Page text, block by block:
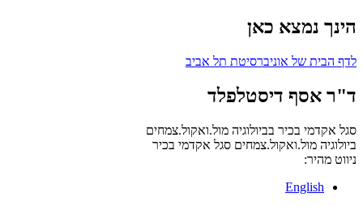
הינך נמצא כאן
לדף הבית של אוניברסיטת תל אביב
ד"ר אסף דיסטלפלד
סגל אקדמי בכיר בביולוגיה מול.ואקול.צמחים
ביולוגיה מול.ואקול.צמחים סגל אקדמי בכיר
ניווט מהיר:
English